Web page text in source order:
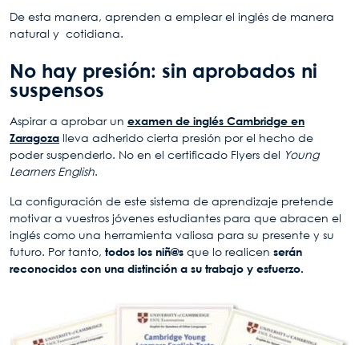
De esta manera, aprenden a emplear el inglés de manera
natural y cotidiana.
No hay presión: sin aprobados ni
suspensos
Aspirar a aprobar un examen de inglés Cambridge en
Zaragoza lleva adherido cierta presión por el hecho de
poder suspenderlo. No en el certificado Flyers del Young
Learners English.
La configuración de este sistema de aprendizaje pretende
motivar a vuestros jóvenes estudiantes para que abracen el
inglés como una herramienta valiosa para su presente y su
futuro. Por tanto, todos los niñ@s que lo realicen serán
reconocidos con una distinción a su trabajo y esfuerzo.